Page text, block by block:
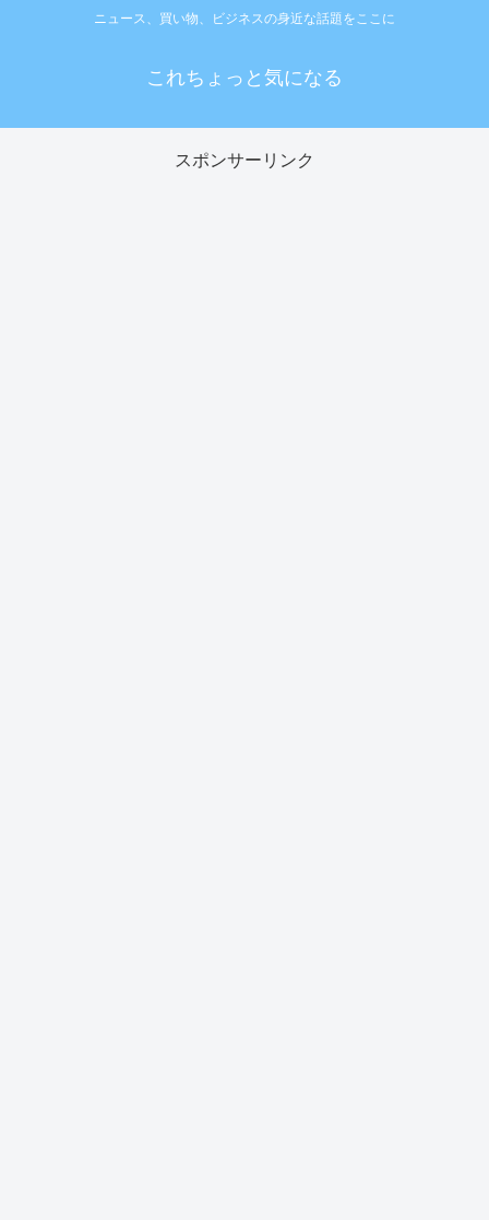
ニュース、買い物、ビジネスの身近な話題をここに
これちょっと気になる
スポンサーリンク